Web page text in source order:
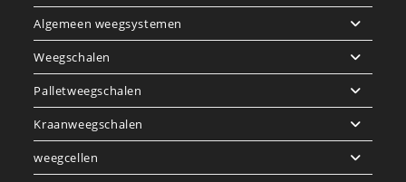
Algemeen weegsystemen
Weegschalen
Palletweegschalen
Kraanweegschalen
weegcellen